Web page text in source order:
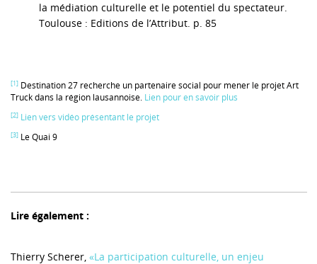
la médiation culturelle et le potentiel du spectateur.
Toulouse : Editions de l’Attribut. p. 85
[1] Destination 27 recherche un partenaire social pour mener le projet Art
Truck dans la région lausannoise. Lien pour en savoir plus
[2] Lien vers vidéo présentant le projet
[3] Le Quai 9
Lire également :
Thierry Scherer, «La participation culturelle, un enjeu